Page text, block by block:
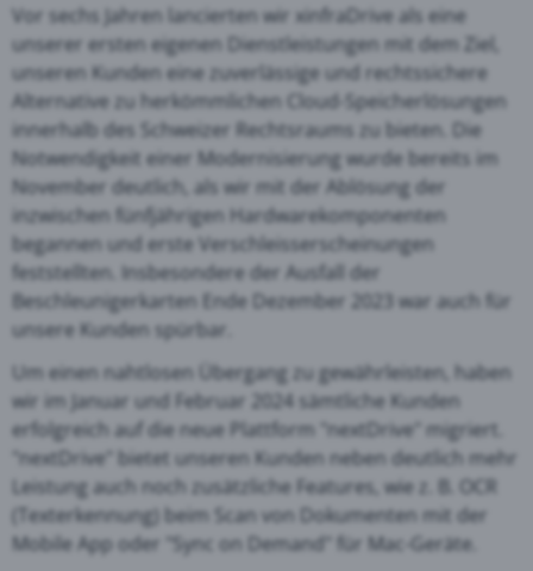
Vor sechs Jahren lancierten wir xinfraDrive als eine
unserer ersten eigenen Dienstleistungen mit dem Ziel,
unseren Kunden eine zuverlässige und rechtssichere
Alternative zu herkömmlichen Cloud-Speicherlösungen
innerhalb des Schweizer Rechtsraums zu bieten. Die
Notwendigkeit einer Modernisierung wurde bereits im
November deutlich, als wir mit der Ablösung der
inzwischen fünfjährigen Hardwarekomponenten
begannen und erste Verschleisserscheinungen
feststellten. Insbesondere der Ausfall der
Beschleunigerkarten Ende Dezember 2023 war auch für
unsere Kunden spürbar.
Um einen nahtlosen Übergang zu gewährleisten, haben
wir im Januar und Februar 2024 sämtliche Kunden
erfolgreich auf die neue Plattform "nextDrive" migriert.
"nextDrive" bietet unseren Kunden neben deutlich mehr
Leistung auch noch zusätzliche Features, wie z. B. OCR
(Texterkennung) beim Scan von Dokumenten mit der
Mobile App oder "Sync on Demand" für Mac-Geräte.